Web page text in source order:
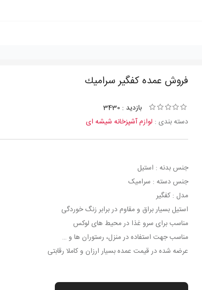
فروش عمده كفگير سراميك
بازدید : 3430
دسته بندی : لوازم آشپزخانه شیشه ای
جنس بدنه : استیل
جنس دسته : سرامیک
مدل : کفگیر
استیل بسیار براق و مقاوم در برابر زنگ خوردگی
مناسب برای سرو غذا در محیط های لوکس
مناسب جهت استفاده در منزل، رستوران ها و …
عرضه شده در قیمت عمده بسیار ارزان و کاملا رقابتی